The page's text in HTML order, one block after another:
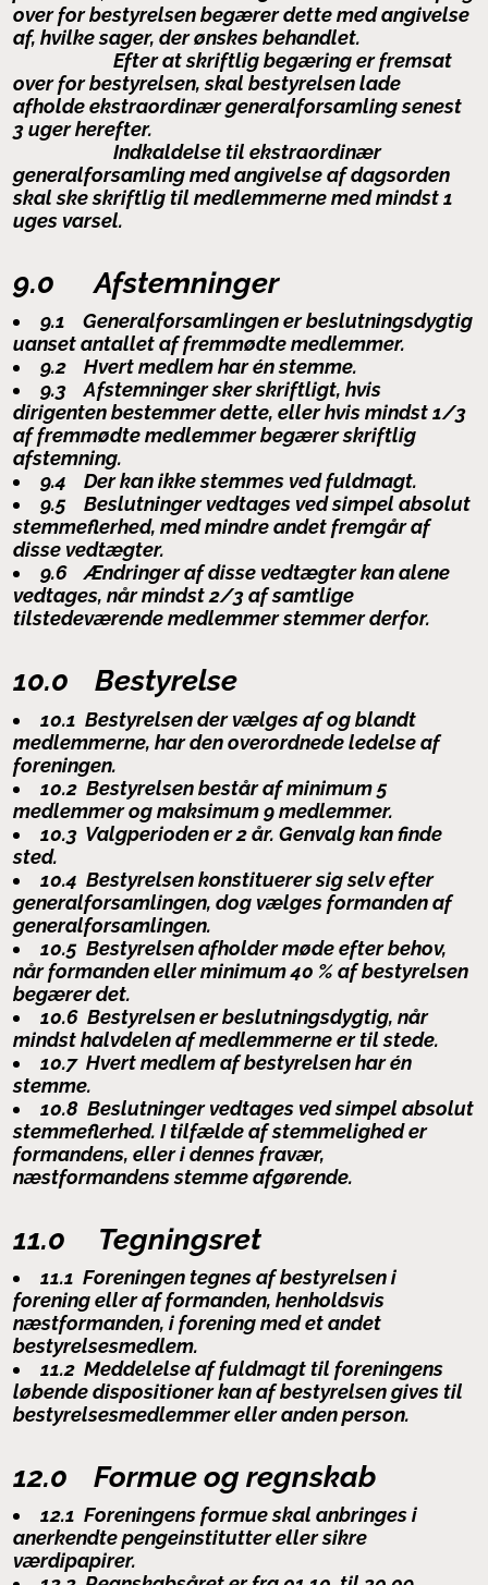
over for bestyrelsen begærer dette med angivelse
af, hvilke sager, der ønskes behandlet.
Efter at skriftlig begæring erfremsat
over for bestyrelsen, skal bestyrelsen lade
afholde ekstraordinær generalforsamling senest
3 uger herefter.
Indkaldelse til ekstraordinær
generalforsamling med angivelse af dagsorden
skal ske skriftlig til medlemmerne med mindst 1
uges varsel.
9.0 Afstemninger
9.1 Generalforsamlingen er beslutningsdygtig
uanset antallet af fremmødte medlemmer.
9.2 Hvert medlem har én stemme.
9.3 Afstemninger sker skriftligt, hvis
dirigenten bestemmer dette, eller hvis mindst 1/3
af fremmødte medlemmer begærer skriftlig
afstemning.
9.4 Der kan ikke stemmes ved fuldmagt.
9.5 Beslutninger vedtages ved simpel absolut
stemmeflerhed, med mindre andet fremgår af
disse vedtægter.
9.6 Ændringer af disse vedtægter kan alene
vedtages, når mindst 2/3 af samtlige
tilstedeværende medlemmer stemmer derfor.
10.0 Bestyrelse
10.1 Bestyrelsen der vælges af og blandt
medlemmerne, har den overordnede ledelse af
foreningen.
10.2 Bestyrelsen består af minimum 5
medlemmer og maksimum 9 medlemmer.
10.3 Valgperioden er 2 år. Genvalg kan finde
sted.
10.4 Bestyrelsen konstituerer sig selv efter
generalforsamlingen, dog vælges formanden af
generalforsamlingen.
10.5 Bestyrelsen afholder møde efter behov,
når formanden eller minimum 40 % af bestyrelsen
begærer det.
10.6 Bestyrelsen er beslutningsdygtig, når
mindst halvdelen af medlemmerne er til stede.
10.7 Hvert medlem af bestyrelsen har én
stemme.
10.8 Beslutninger vedtages ved simpel absolut
stemmeflerhed. I tilfælde af stemmelighed er
formandens, eller i dennes fravær,
næstformandens stemme afgørende.
11.0 Tegningsret
11.1 Foreningen tegnes af bestyrelsen i
forening eller af formanden, henholdsvis
næstformanden, i forening med et andet
bestyrelsesmedlem.
11.2 Meddelelse af fuldmagt til foreningens
løbende dispositioner kan af bestyrelsen gives til
bestyrelsesmedlemmer eller anden person.
12.0 Formue og regnskab
12.1 Foreningens formue skal anbringes i
anerkendte pengeinstitutter eller sikre
værdipapirer.